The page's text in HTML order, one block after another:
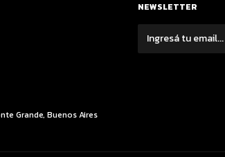
Grande, Buenos Aires
NEWSLETTER